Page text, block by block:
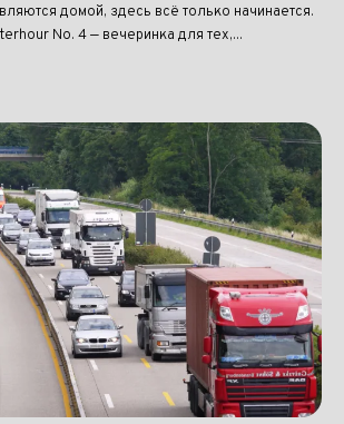
домой, здесь всё только начинается.
No. 4 — вечеринка для тех,...